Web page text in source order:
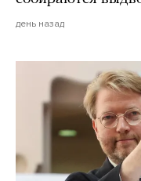
день назад